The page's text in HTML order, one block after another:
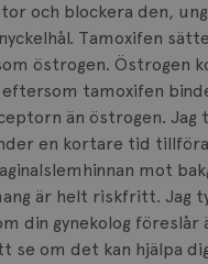
och blockera den,
Tamoxifen
östrogen. Östrogen
tamoxifen
än östrogen. Jag
en kortare tid
mot
är helt riskfritt. Jag
din gynekolog föreslår
se om det kan hjälpa